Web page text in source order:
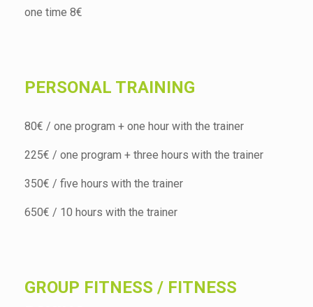
one time 8€
PERSONAL TRAINING
80€ / one program + one hour with the trainer
225€ / one program + three hours with the trainer
350€ / five hours with the trainer
650€ / 10 hours with the trainer
GROUP FITNESS / FITNESS